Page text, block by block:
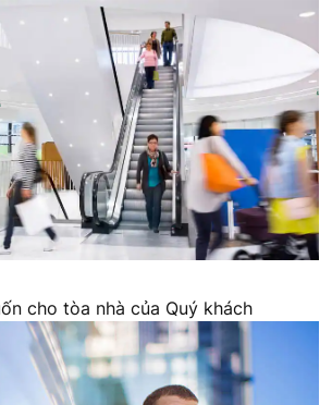
cho tòa nhà của Quý khách